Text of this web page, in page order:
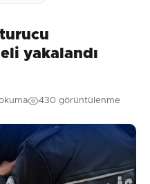
yakalandı
430 görüntülenme